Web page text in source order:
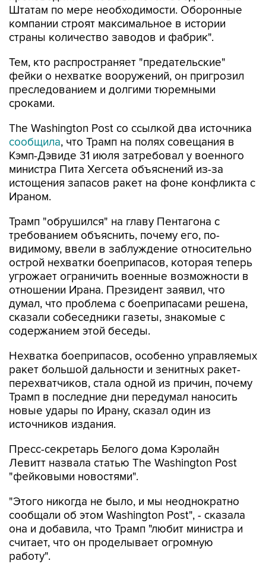
Штатам по мере необходимости. Оборонные
компании строят максимальное в истории
страны количество заводов и фабрик".
Тем, кто распространяет "предательские"
фейки о нехватке вооружений, он пригрозил
преследованием и долгими тюремными
сроками.
The Washington Post со ссылкой два источника
сообщила, что Трамп на полях совещания в
Кэмп-Дэвиде 31 июля затребовал у военного
министра Пита Хегсета объяснений из-за
истощения запасов ракет на фоне конфликта с
Ираном.
Трамп "обрушился" на главу Пентагона с
требованием объяснить, почему его, по-
видимому, ввели в заблуждение относительно
острой нехватки боеприпасов, которая теперь
угрожает ограничить военные возможности в
отношении Ирана. Президент заявил, что
думал, что проблема с боеприпасами решена,
сказали собеседники газеты, знакомые с
содержанием этой беседы.
Нехватка боеприпасов, особенно управляемых
ракет большой дальности и зенитных ракет-
перехватчиков, стала одной из причин, почему
Трамп в последние дни передумал наносить
новые удары по Ирану, сказал один из
источников издания.
Пресс-секретарь Белого дома Кэролайн
Левитт назвала статью The Washington Post
"фейковыми новостями".
"Этого никогда не было, и мы неоднократно
сообщали об этом Washington Post", - сказала
она и добавила, что Трамп "любит министра и
считает, что он проделывает огромную
работу".